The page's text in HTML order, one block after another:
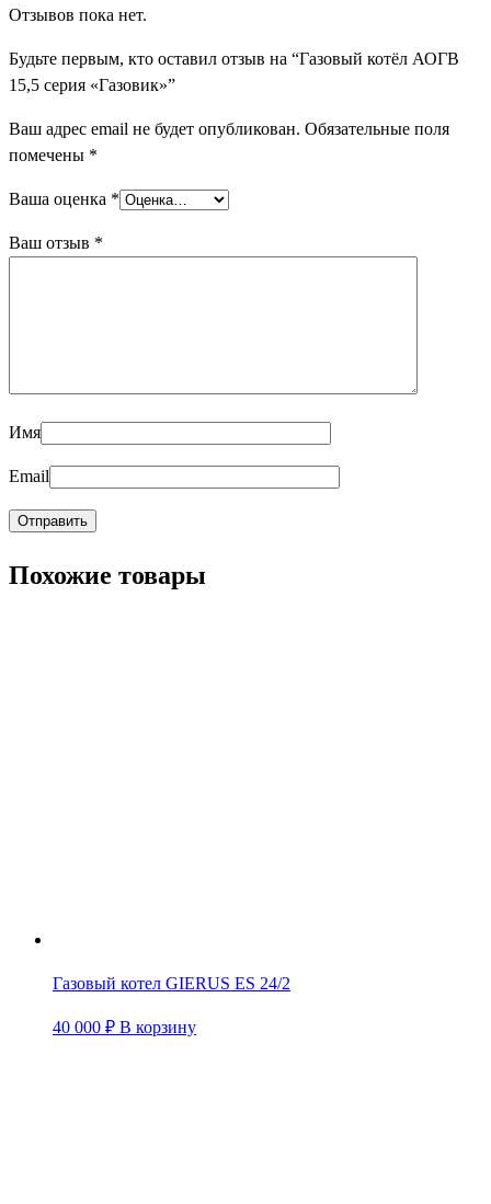
Отзывов пока нет.
Будьте первым, кто оставил отзыв на “Газовый котёл АОГВ
15,5 серия «Газовик»”
Ваш адрес email не будет опубликован. Обязательные поля
помечены *
Ваша оценка *
Ваш отзыв *
Имя
Email
Похожие товары
Газовый котел GIERUS ES 24/2
40 000 ₽ В корзину